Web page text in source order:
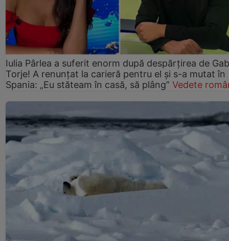
Iulia Pârlea a suferit enorm după despărțirea de
Torje! A renunțat la carieră pentru el și s-a mutat în
Spania: „Eu stăteam în casă, să plâng” Vedete